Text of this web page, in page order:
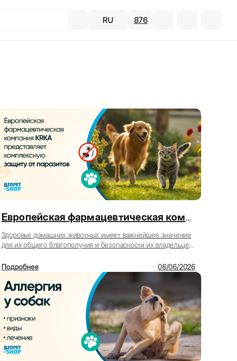
RU 876
Европейская фармацевтическая компания KRKA представляет комплексную защиту от паразитов
Здоровье домашних животных имеет важнейшее значение
для их общего благополучия и безопасности их владельцев.
Подробнее
06/06/2026